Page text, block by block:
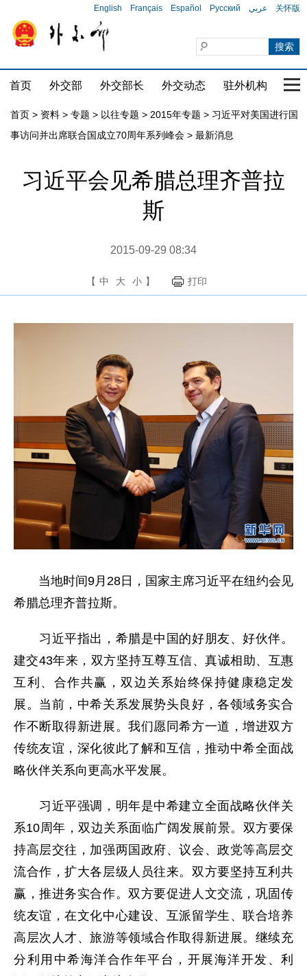
English Français Español Русский عربي 关怀版
首页 外交部 外交部长 外交动态 驻外机构 国
首页 > 资料 > 专题 > 以往专题 > 2015年专题 > 习近平对美国进行国
事访问并出席联合国成立70周年系列峰会 > 最新消息
习近平会见希腊总理齐普拉
斯
2015-09-29 08:34
【 中 大 小 】 打印
当地时间9月28日，国家主席习近平在纽约会见
希腊总理齐普拉斯。
习近平指出，希腊是中国的好朋友、好伙伴。
建交43年来，双方坚持互尊互信、真诚相助、互惠
互利、合作共赢，双边关系始终保持健康稳定发
展。当前，中希关系发展势头良好，各领域务实合
作不断取得新进展。我们愿同希方一道，增进双方
传统友谊，深化彼此了解和互信，推动中希全面战
略伙伴关系向更高水平发展。
习近平强调，明年是中希建立全面战略伙伴关
系10周年，双边关系面临广阔发展前景。双方要保
持高层交往，加强两国政府、议会、政党等高层交
流合作，扩大各层级人员往来。双方要坚持互利共
赢，推进务实合作。双方要促进人文交流，巩固传
统友谊，在文化中心建设、互派留学生、联合培养
高层次人才、旅游等领域合作取得新进展。继续充
分利用中希海洋合作年平台，开展海洋开发、利